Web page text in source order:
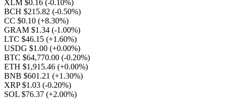
XLM $0.16 (-0.10%)
BCH $215.82 (-0.50%)
CC $0.10 (+8.30%)
GRAM $1.34 (-1.00%)
LTC $46.15 (+1.60%)
USDG $1.00 (+0.00%)
BTC $64,770.00 (-0.20%)
ETH $1,915.46 (+0.00%)
BNB $601.21 (+1.30%)
XRP $1.03 (-0.20%)
SOL $76.37 (+2.00%)